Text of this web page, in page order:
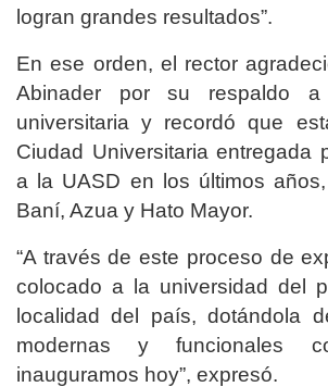
logran grandes resultados”.
En ese orden, el rector
Abinader por su respaldo a
universitaria y recordó que
Ciudad Universitaria entregada
a la UASD en los últimos
Baní, Azua y Hato Mayor.
“A través de este proceso de
colocado a la universidad del
localidad del país, dotándola
modernas y funcionales
inauguramos hoy”, expresó.